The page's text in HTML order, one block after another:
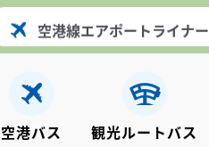
空港線エアポートライナー
ながさき観光ルートバス
空港バス 観光ルートバス